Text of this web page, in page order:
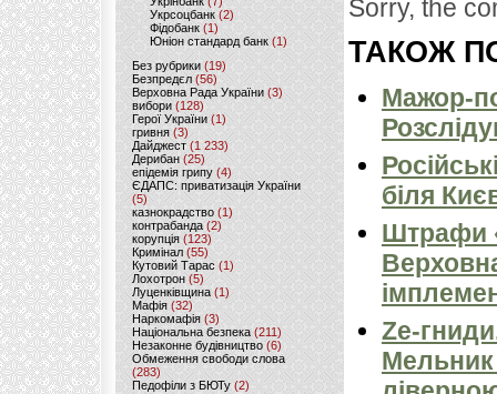
Укрсоцбанк (2)
Фідобанк (1)
Юніон стандард банк(1)
Без рубрики (19)
Безпредєл(56)
Верховна Рада України (3)
вибори(128)
Герої України(1)
гривня (3)
Дайджест (1 233)
Дерибан (25)
епідемія грипу (4)
ЄДАПС: приватизація України
(5)
казнокрадство (1)
контрабанда (2)
корупція (123)
Кримінал (55)
Кутовий Тарас (1)
Лохотрон(5)
Луценківщина (1)
Мафія (32)
Наркомафія (3)
Національна безпека (211)
Незаконне будівництво(6)
Обмеження свободи слова
(283)
Педофіли з БЮТу (2)
Sorry, the
ТАКОЖ
Мажор-
біля
Штрафи
Ze-